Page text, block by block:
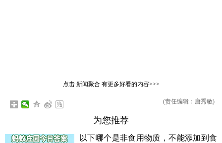
点击 新闻聚合有更多好看的内容>>>
(责任编辑：唐秀敏)
为您推荐
以下哪个是非食用物质，不能添加到食